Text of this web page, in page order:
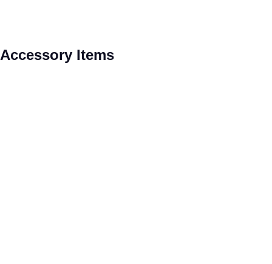
Produktgalerie überspringen
Accessory Items